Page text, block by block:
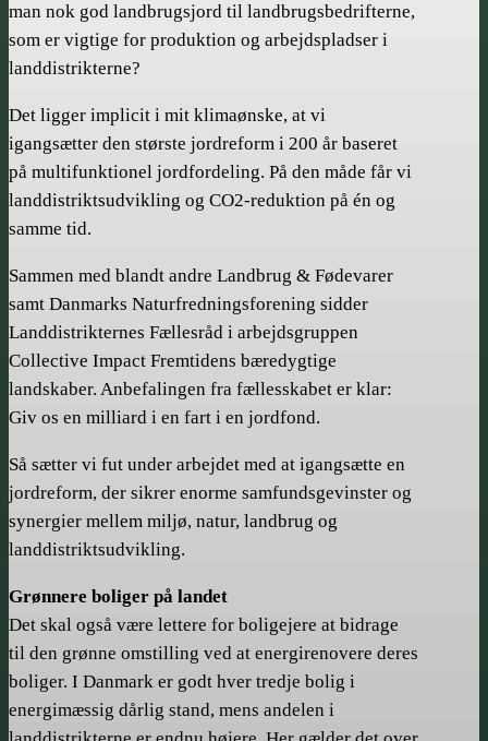
man nok god landbrugsjord til landbrugsbedrifterne,
som er vigtige for produktion og arbejdspladser i
landdistrikterne?
Det ligger implicit i mit klimaønske, at vi
igangsætter den største jordreform i 200 år baseret
på multifunktionel jordfordeling. På den måde får vi
landdistrikts­udvikling og CO2-reduktion på én og
samme tid.
Sammen med blandt andre Landbrug & Fødevarer
samt Danmarks Naturfredningsforening sidder
Landdistrikternes Fællesråd i arbejdsgruppen
Collective Impact Fremtidens bæredygtige
landskaber. Anbefalingen fra fællesskabet er klar:
Giv os en milliard i en fart i en jordfond.
Så sætter vi fut under arbejdet med at igangsætte en
jordreform, der sikrer enorme samfundsgevinster og
synergier mellem miljø, natur, landbrug og
landdistrikts­udvikling.
Grønnere boliger på landet
Det skal også være lettere for boligejere at bidrage
til den grønne omstilling ved at energirenovere deres
boliger. I Danmark er godt hver tredje bolig i
energimæssig dårlig stand, mens andelen i